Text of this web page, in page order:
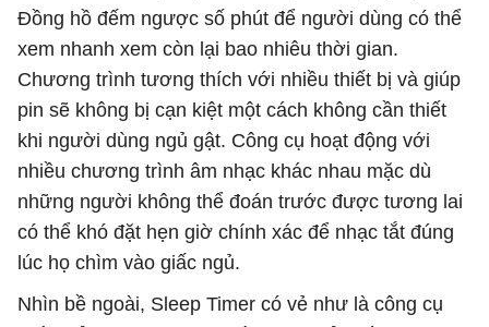
Đồng hồ đếm ngược số phút để người dùng có thể
xem nhanh xem còn lại bao nhiêu thời gian.
Chương trình tương thích với nhiều thiết bị và giúp
pin sẽ không bị cạn kiệt một cách không cần thiết
khi người dùng ngủ gật. Công cụ hoạt động với
nhiều chương trình âm nhạc khác nhau mặc dù
những người không thể đoán trước được tương lai
có thể khó đặt hẹn giờ chính xác để nhạc tắt đúng
lúc họ chìm vào giấc ngủ.
Nhìn bề ngoài, Sleep Timer có vẻ như là công cụ